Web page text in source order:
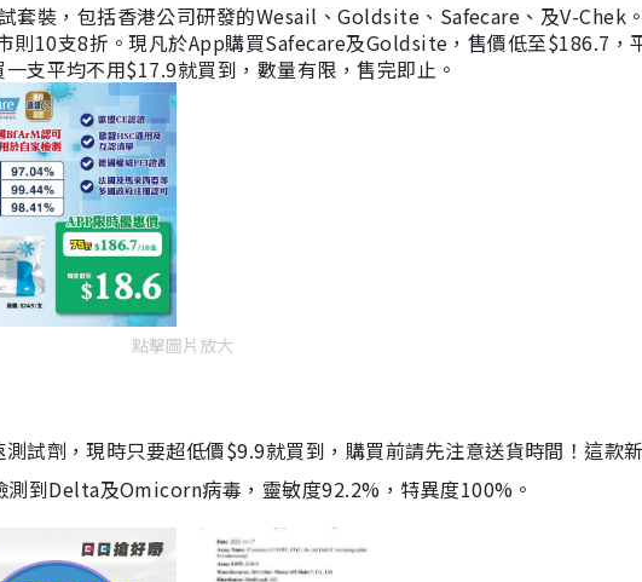
套裝，包括香港公司研發的Wesail、Goldsite、Safecare、及V-Chek
則10支8折。現凡於App購買Safecare及Goldsite，售價低至$186.7，
支平均不用$17.9就買到，數量有限，售完即止。
點擊圖片放大
試劑，現時只要超低價$9.9就買到，購買前請先注意送貨時間！這款
到Delta及Omicorn病毒，靈敏度92.2%，特異度100%。